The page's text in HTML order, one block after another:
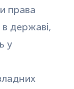
права
державі,
у